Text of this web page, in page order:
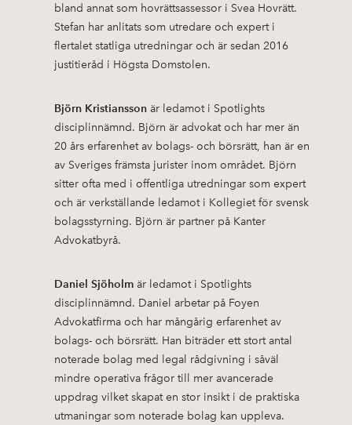
bland annat som hovrättsassessor i Svea Hovrätt.
Stefan har anlitats som utredare och expert i
flertalet statliga utredningar och är sedan 2016
justitieråd i Högsta Domstolen.
Björn Kristianssonär ledamot i Spotlights
disciplinnämnd. Björn är advokat och har mer än
20 års erfarenhet av bolags- och börsrätt, han är en
av Sveriges främsta jurister inom området. Björn
sitter ofta med i offentliga utredningar som expert
och är verkställande ledamot i Kollegiet för svensk
bolagsstyrning. Björn är partner på Kanter
Advokatbyrå.
Daniel Sjöholmär ledamot i Spotlights
disciplinnämnd. Daniel arbetar på Foyen
Advokatfirma och har mångårig erfarenhet av
bolags- och börsrätt. Han biträder ett stort antal
noterade bolag med legal rådgivning i såväl
mindre operativa frågor till mer avancerade
uppdrag vilket skapat en stor insikt i de praktiska
utmaningar som noterade bolag kan uppleva.